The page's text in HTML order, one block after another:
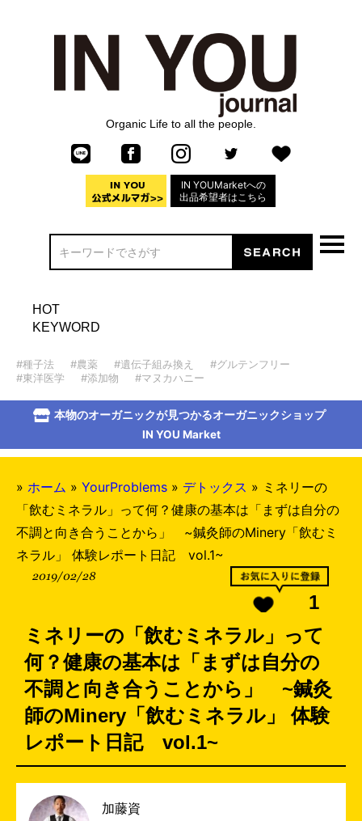
Organic Life to all the people.
IN YOUMarketへの
出品希望者はこちら
HOT
KEYWORD
#種子法 #農薬 #遺伝子組み換え
#グルテンフリー
#東洋医学
#添加物 #マヌカハニー
本物のオーガニックが見つかるオーガニックショップ
IN YOU Market
» ホーム » YourProblems » デトックス » ミネリーの
「飲むミネラル」って何？健康の基本は「まずは自分の
不調と向き合うことから」 ~鍼灸師のMinery「飲むミ
ネラル」 体験レポート日記 vol.1~
2019/02/28
1
ミネリーの「飲むミネラル」って
何？健康の基本は「まずは自分の
不調と向き合うことから」 ~鍼灸
師のMinery「飲むミネラル」 体験
レポート日記 vol.1~
加藤資